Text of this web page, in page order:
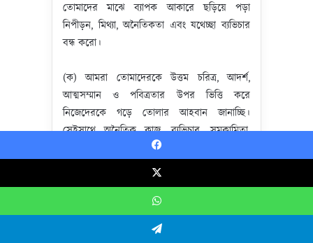
তোমাদের মাঝে ব্যাপক আকারে ছড়িয়ে পড়া
নিপীড়ন, মিথ্যা, অনৈতিকতা এবং যথেচ্ছা ব্যভিচার
বন্ধ করো।
(ক) আমরা তোমাদেরকে উত্তম চরিত্র, আদর্শ,
আত্মসম্মান ও পবিত্রতার উপর ভিত্তি করে
নিজেদেরকে গড়ে তোলার আহবান জানাচ্ছি।
সেইসাথে অনৈতিক কাজ, ব্যভিচার, সমকামিতা,
মাদক গ্রহণ, জুয়া খেলা এবং সুদ ভিত্তিক ব্যবসার
মত সব ধরনের খারাপ কাজ থেকে বিরত থাকার
আমরা তোমাদেরকে সেই সব বিষয়ের দিকে
আহবান করছি, যেগুলো থেকে মানুষ হিসেবে
Facebook
X
WhatsApp